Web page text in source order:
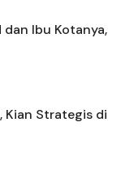
dan Ibu Kotanya,
Kian Strategis di